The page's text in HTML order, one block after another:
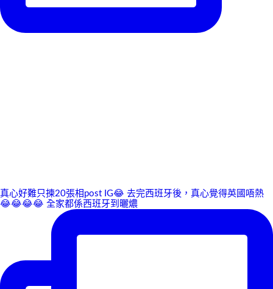
真心好難只揀20張相post IG😂 去完西班牙後，真心覺得英國唔熱
😂😂😂😂 全家都係西班牙到曬燶